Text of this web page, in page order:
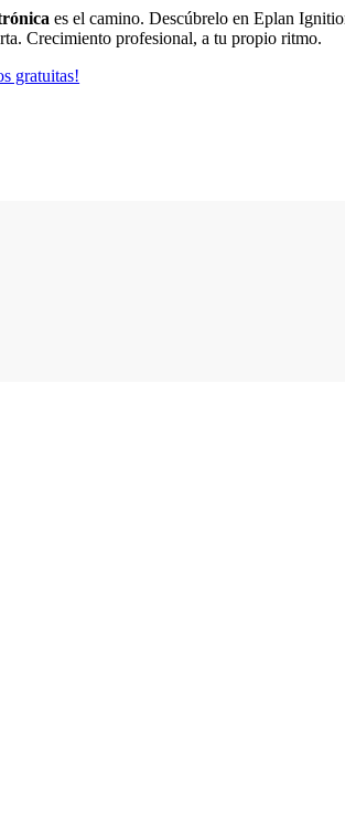
es el camino. Descúbrelo en Eplan
Crecimiento profesional, a tu propio ritmo.
gratuitas!